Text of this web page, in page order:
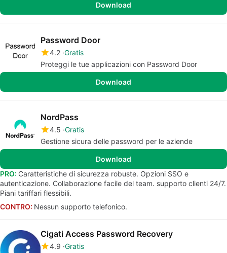
Download
Password Door
4.2 Gratis
Proteggi le tue applicazioni con Password Door
Download
NordPass
4.5 Gratis
Gestione sicura delle password per le aziende
Download
PRO: Caratteristiche di sicurezza robuste. Opzioni SSO e
autenticazione. Collaborazione facile del team. supporto clienti 24/7.
Piani tariffari flessibili.
CONTRO: Nessun supporto telefonico.
Cigati Access Password Recovery
4.9 Gratis